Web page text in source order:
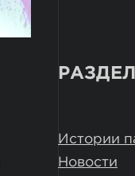
Истории
Новости